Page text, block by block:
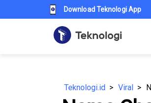
Download Teknologi App
Teknologi.id Viral